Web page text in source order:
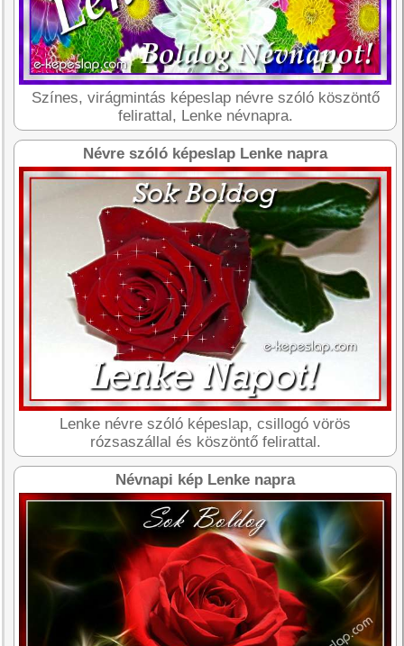
Színes, virágmintás képeslap névre szóló köszöntő
felirattal, Lenke névnapra.
Névre szóló képeslap Lenke napra
Lenke névre szóló képeslap, csillogó vörös
rózsaszállal és köszöntő felirattal.
Névnapi kép Lenke napra